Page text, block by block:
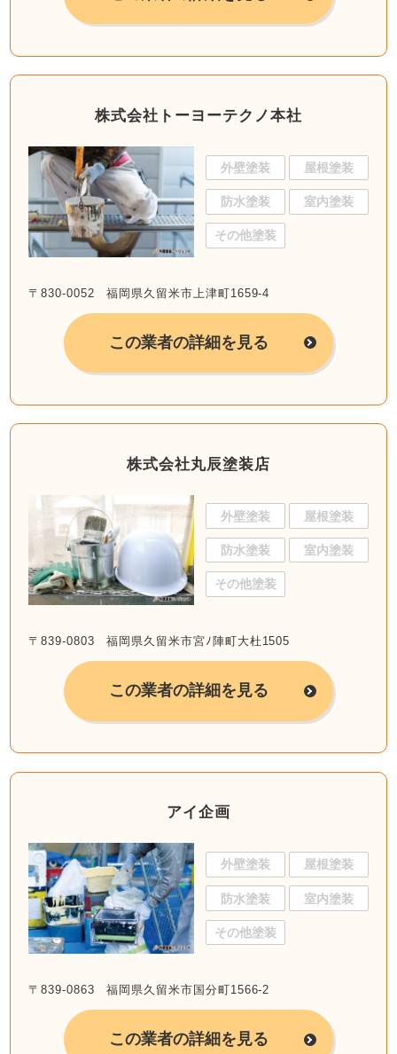
株式会社トーヨーテクノ本社
外壁塗装 屋根塗装
防水塗装 室内塗装
その他塗装
〒830-0052 福岡県久留米市上津町1659-4
この業者の詳細を見る
株式会社丸辰塗装店
外壁塗装 屋根塗装
防水塗装 室内塗装
その他塗装
〒839-0803 福岡県久留米市宮ﾉ陣町大杜1505
この業者の詳細を見る
アイ企画
外壁塗装 屋根塗装
防水塗装 室内塗装
その他塗装
〒839-0863 福岡県久留米市国分町1566-2
この業者の詳細を見る